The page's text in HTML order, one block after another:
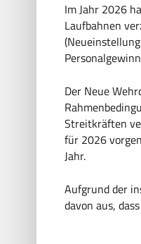
Im Jahr 2026
Laufbahnen
Der Neue
Streitkräften
für 2026
Jahr.
Aufgrund der
davon aus,